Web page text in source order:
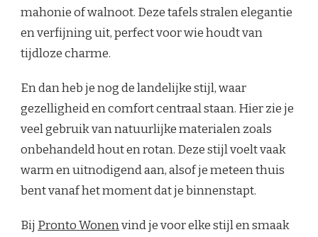
mahonie of walnoot. Deze tafels stralen elegantie
en verfijning uit, perfect voor wie houdt van
tijdloze charme.
En dan heb je nog de landelijke stijl, waar
gezelligheid en comfort centraal staan. Hier zie je
veel gebruik van natuurlijke materialen zoals
onbehandeld hout en rotan. Deze stijl voelt vaak
warm en uitnodigend aan, alsof je meteen thuis
bent vanaf het moment dat je binnenstapt.
Bij Pronto Wonenvind je voor elke stijl en smaak